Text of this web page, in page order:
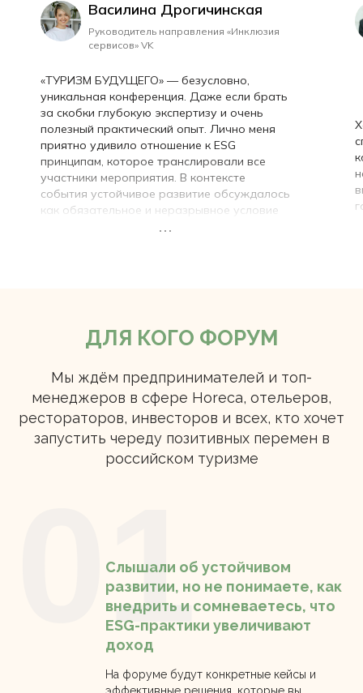
Василина Дрогичинская
Руководитель направления «Инклюзия
сервисов» VK
«ТУРИЗМ БУДУЩЕГО» — безусловно,
уникальная конференция. Даже если брать
за скобки глубокую экспертизу и очень
полезный практический опыт. Лично меня
приятно удивило отношение к ESG
принципам, которое транслировали все
участники мероприятия. В контексте
события устойчивое развитие обсуждалось
как обязательное и неразрывное условие
ДЛЯ КОГО ФОРУМ
Мы ждём предпринимателей и топ-
менеджеров в сфере Horeca, отельеров,
рестораторов, инвесторов и всех, кто хочет
запустить череду позитивных перемен в
российском туризме
Слышали об устойчивом
развитии, но не понимаете, как
внедрить и сомневаетесь, что
ESG-практики увеличивают
доход
На форуме будут конкретные кейсы и
эффективные решения, которые вы
01